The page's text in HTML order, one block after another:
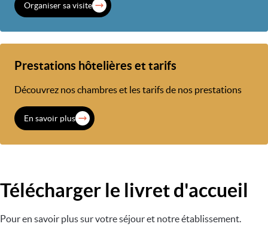
Organiser sa visite
Prestations hôtelières et tarifs
Découvrez nos chambres et les tarifs de nos prestations
En savoir plus
Télécharger le livret d'accueil
Pour en savoir plus sur votre séjour et notre établissement.